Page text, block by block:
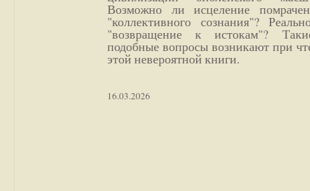
Возможно ли исцеление
"коллективного сознания"?
"возвращение к истокам"?
подобные вопросы возникают при
этой невероятной книги.
16.03.2026